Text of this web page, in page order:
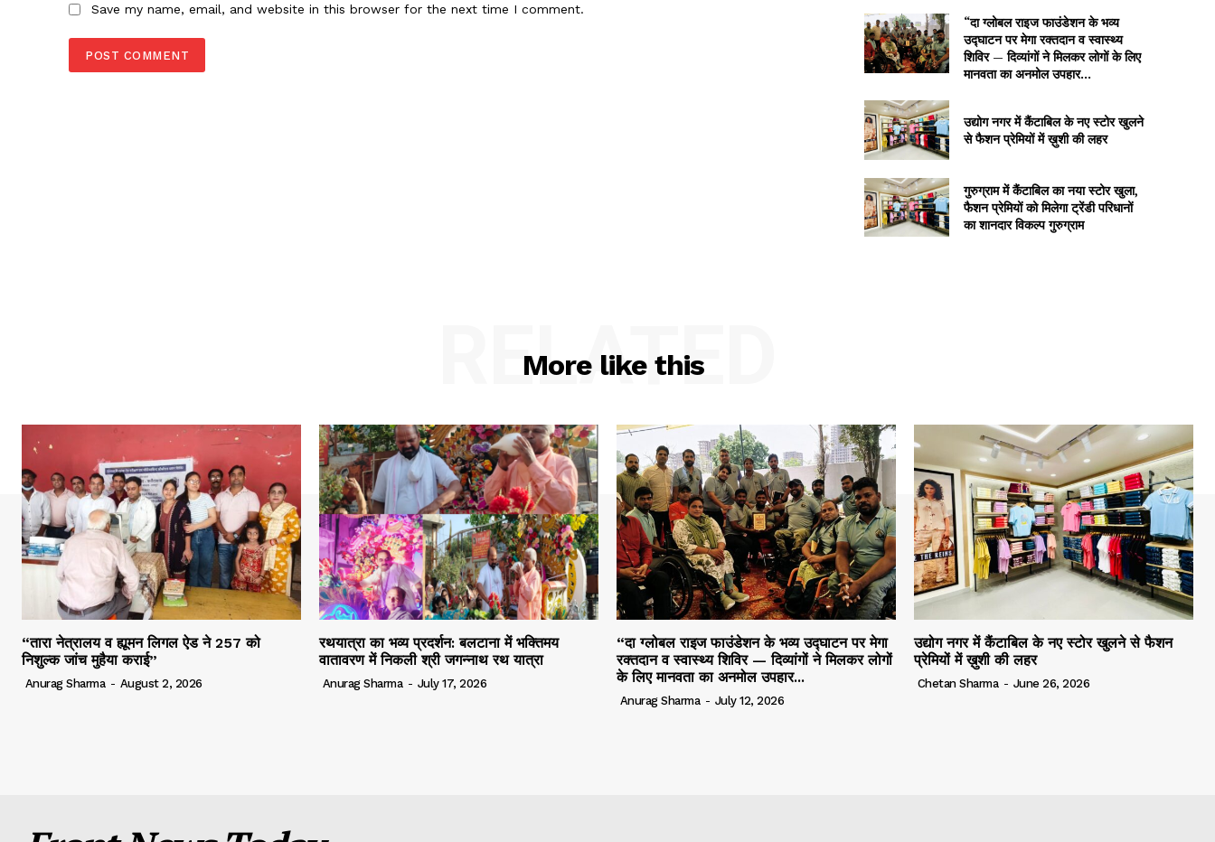
Save my name, email, and website in this browser for the next time I comment.
“दा ग्लोबल राइज फाउंडेशन के भव्य
उद्घाटन पर मेगा रक्तदान व स्वास्थ्य
शिविर — दिव्यांगों ने मिलकर लोगों के लिए
मानवता का अनमोल उपहार...
उद्योग नगर में कैंटाबिल के नए स्टोर खुलने
से फैशन प्रेमियों में ख़ुशी की लहर
गुरुग्राम में कैंटाबिल का नया स्टोर खुला,
फैशन प्रेमियों को मिलेगा ट्रेंडी परिधानों
का शानदार विकल्प गुरुग्राम
More like this
RELATED
“तारा नेत्रालय व ह्यूमन लिगल ऐड ने 257 को
निशुल्क जांच मुहैया कराई”
Anurag Sharma - August 2, 2026
रथयात्रा का भव्य प्रदर्शन: बलटाना में भक्तिमय
वातावरण में निकली श्री जगन्नाथ रथ यात्रा
Anurag Sharma - July 17, 2026
“दा ग्लोबल राइज फाउंडेशन के भव्य उद्घाटन पर मेगा
रक्तदान व स्वास्थ्य शिविर — दिव्यांगों ने मिलकर लोगों
के लिए मानवता का अनमोल उपहार...
Anurag Sharma - July 12, 2026
उद्योग नगर में कैंटाबिल के नए स्टोर खुलने से फैशन
प्रेमियों में ख़ुशी की लहर
Chetan Sharma - June 26, 2026